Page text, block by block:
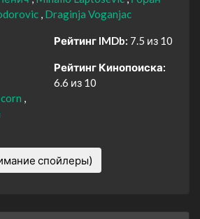
Draginja Voganjac
Рейтинг IMDb: 7.5 из 10
Рейтинг Кинопоиска:
6.6 из 10
спойлеры)